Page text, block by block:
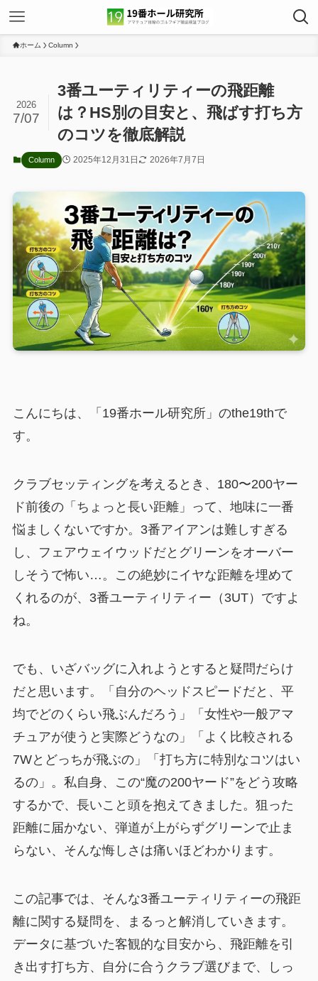
ホーム Column
3番ユーティリティーの飛距離
は？HS別の目安と、飛ばす打ち方
のコツを徹底解説
2026
7/07
Column 2025年12月31日 2026年7月7日
こんにちは、「19番ホール研究所」のthe19thで
す。
クラブセッティングを考えるとき、180〜200ヤー
ド前後の「ちょっと長い距離」って、地味に一番
悩ましくないですか。3番アイアンは難しすぎる
し、フェアウェイウッドだとグリーンをオーバー
しそうで怖い…。この絶妙にイヤな距離を埋めて
くれるのが、3番ユーティリティー（3UT）ですよ
ね。
でも、いざバッグに入れようとすると疑問だらけ
だと思います。「自分のヘッドスピードだと、平
均でどのくらい飛ぶんだろう」「女性や一般アマ
チュアが使うと実際どうなの」「よく比較される
7Wとどっちが飛ぶの」「打ち方に特別なコツはい
るの」。私自身、この“魔の200ヤード”をどう攻略
するかで、長いこと頭を抱えてきました。狙った
距離に届かない、弾道が上がらずグリーンで止ま
らない、そんな悔しさは痛いほどわかります。
この記事では、そんな3番ユーティリティーの飛距
離に関する疑問を、まるっと解消していきます。
データに基づいた客観的な目安から、飛距離を引
き出す打ち方、自分に合うクラブ選びまで、しっ